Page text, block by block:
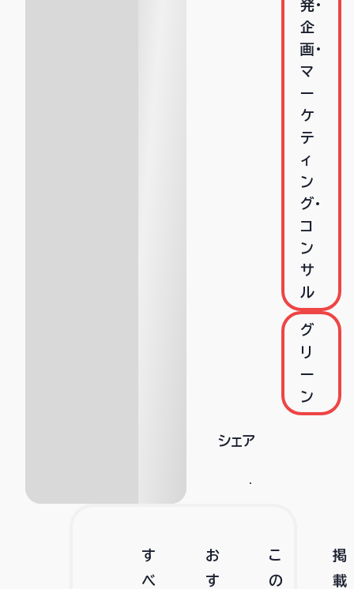
発･
企
画･
マ
ー
ケ
テ
ィ
ン
グ･
コ
ン
サ
ル
グ
リ
ー
ン
シェア
す
べ
お
す
こ
の
掲
載